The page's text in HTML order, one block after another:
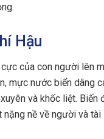
Hậu
của con người lên
mực nước biển dâng
và khốc liệt.
nề về người và tài